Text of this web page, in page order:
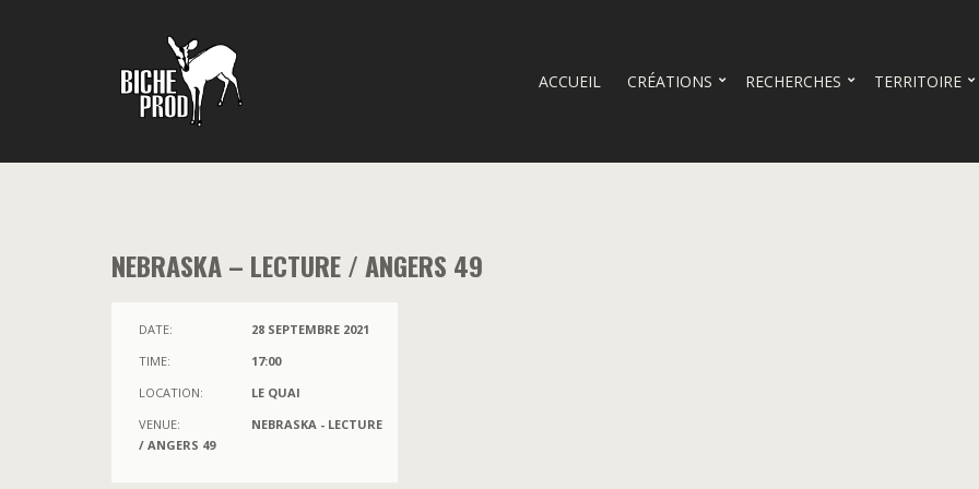
ACCUEIL CRÉATIONS RECHERCHES TERRITOIRE
NEBRASKA – LECTURE / ANGERS 49
DATE:
28 SEPTEMBRE 2021
TIME:
17:00
LOCATION:
LE QUAI
VENUE:
NEBRASKA - LECTURE
/ ANGERS 49